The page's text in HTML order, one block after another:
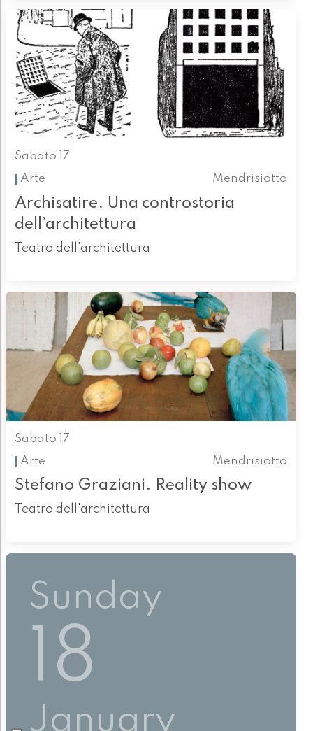
Sabato 17
Arte
Mendrisiotto
Archisatire. Una controstoria
dell’architettura
Teatro dell'architettura
Sabato 17
Arte
Mendrisiotto
Stefano Graziani. Reality show
Teatro dell'architettura
Sunday
18
January